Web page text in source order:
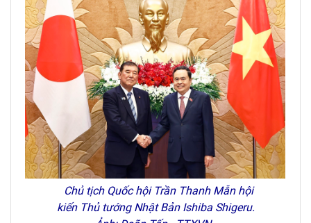
Chủ tịch Quốc hội Trần Thanh Mẫn hội
kiến Thủ tướng Nhật Bản Ishiba Shigeru.